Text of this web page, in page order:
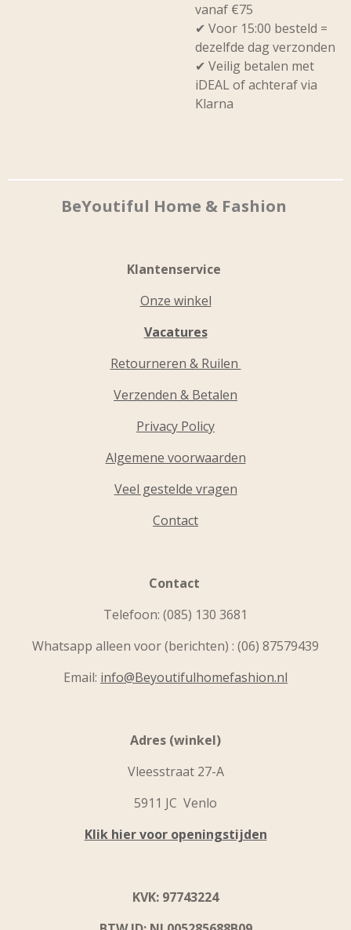
vanaf €75
✔ Voor 15:00 besteld =
dezelfde dag verzonden
✔ Veilig betalen met
iDEAL of achteraf via
Klarna
BeYoutiful Home & Fashion
Klantenservice
Onze winkel
Vacatures
Retourneren & Ruilen
Verzenden & Betalen
Privacy Policy
Algemene voorwaarden
Veel gestelde vragen
Contact
Contact
Telefoon: (085) 130 3681
Whatsapp alleen voor (berichten) : (06) 87579439
Email: info@Beyoutifulhomefashion.nl
Adres (winkel)
Vleesstraat 27-A
5911 JC Venlo
Klik hier voor openingstijden
KVK: 97743224